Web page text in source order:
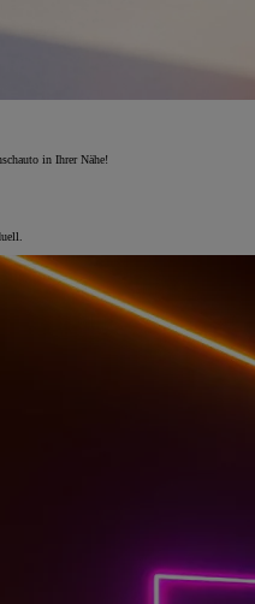
in Ihrer Nähe!